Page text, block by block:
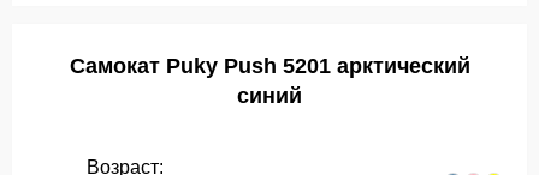
Самокат Puky Push 5201 арктический
синий
Возраст: